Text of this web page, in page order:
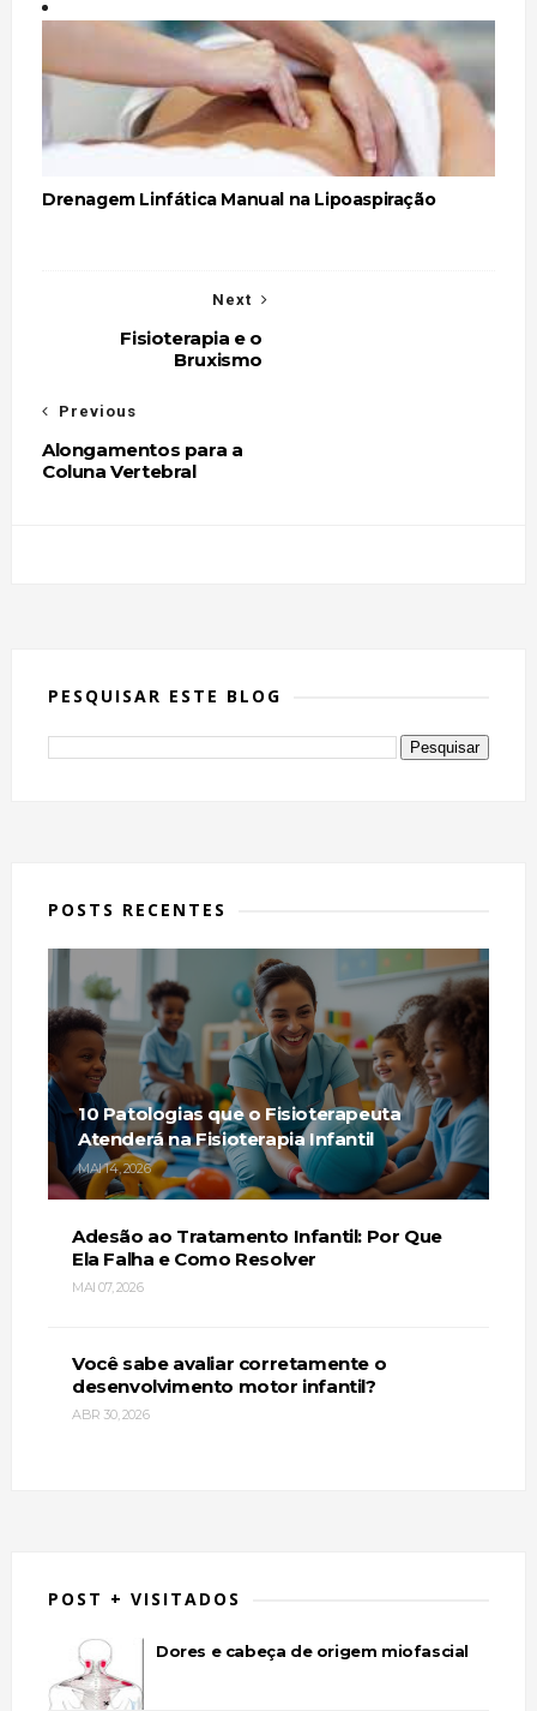
Drenagem Linfática Manual na Lipoaspiração
Next
Fisioterapia e o
Bruxismo
Previous
Alongamentos para a
Coluna Vertebral
PESQUISAR ESTE BLOG
POSTS RECENTES
10 Patologias que o Fisioterapeuta
Atenderá na Fisioterapia Infantil
MAI 14, 2026
Adesão ao Tratamento Infantil: Por Que
Ela Falha e Como Resolver
MAI 07, 2026
Você sabe avaliar corretamente o
desenvolvimento motor infantil?
ABR 30, 2026
POST + VISITADOS
Dores e cabeça de origem miofascial